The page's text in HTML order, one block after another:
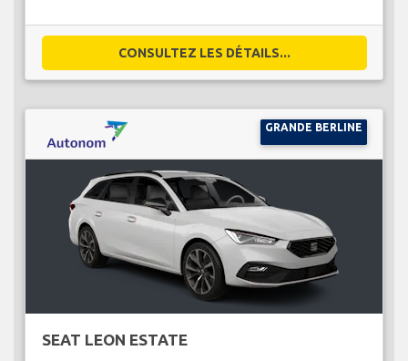
CONSULTEZ LES DÉTAILS...
GRANDE BERLINE
SEAT LEON ESTATE